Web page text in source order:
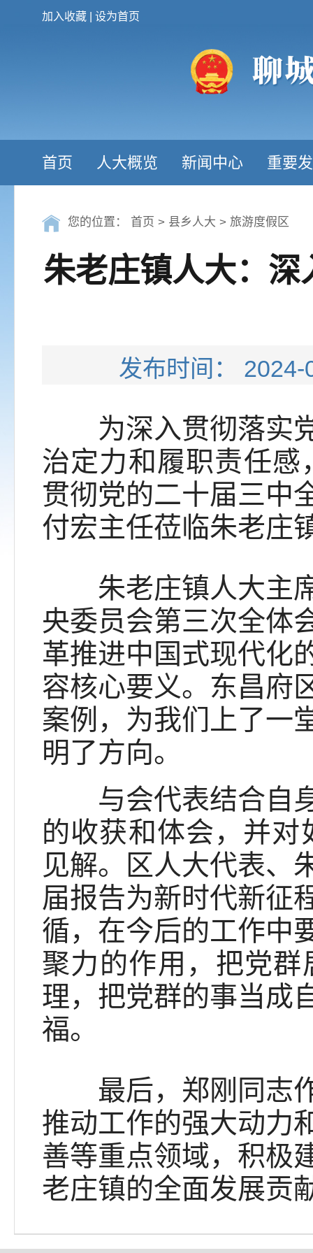
加入收藏 设为首页
首页 人大概览 新闻中心 重要
您的位置： 首页 > 县乡人大 > 旅游度假区
朱老庄镇人大：
发布时间：
为深入贯彻落实党
治定力和履职责任
贯彻党的二十届三中
付宏主任莅临朱老庄
朱老庄镇人大主席
央委员会第三次全体
革推进中国式现代化
容核心要义。东昌府
案例，为我们上了一
明了方向。
与会代表结合自身
的收获和体会，并
见解。区人大代表、
届报告为新时代新征
循，在今后的工作中
聚力的作用，把党
理，把党群的事当成
福。
最后，郑刚同志作
推动工作的强大动力
善等重点领域，积极
老庄镇的全面发展贡